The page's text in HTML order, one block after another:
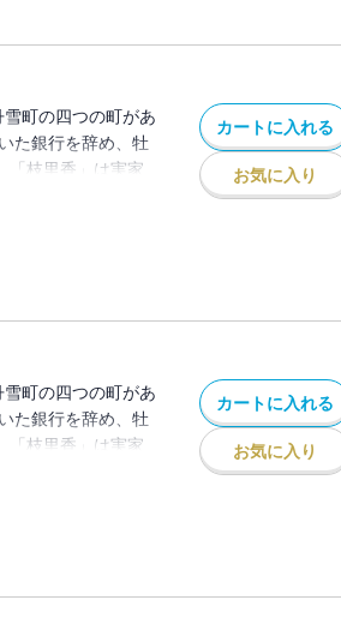
町の四つの町があ
た銀行を辞め、牡
「枝里香」は実家
が、なぜか毎日靴
カートに入れる
お気に入り
町の四つの町があ
た銀行を辞め、牡
「枝里香」は実家
が、なぜか毎日靴
カートに入れる
お気に入り